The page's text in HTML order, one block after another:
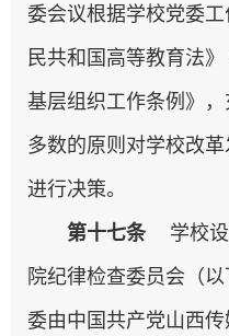
委会议根据学校党委
民共和国高等教育法
基层组织工作条例》
多数的原则对学校改
进行决策。
第十七条 学校设
院纪律检查委员会（
委由中国共产党山西